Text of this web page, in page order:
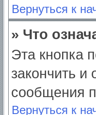
Вернуться к
» Что
Эта кнопка
закончить и
сообщения
Вернуться к